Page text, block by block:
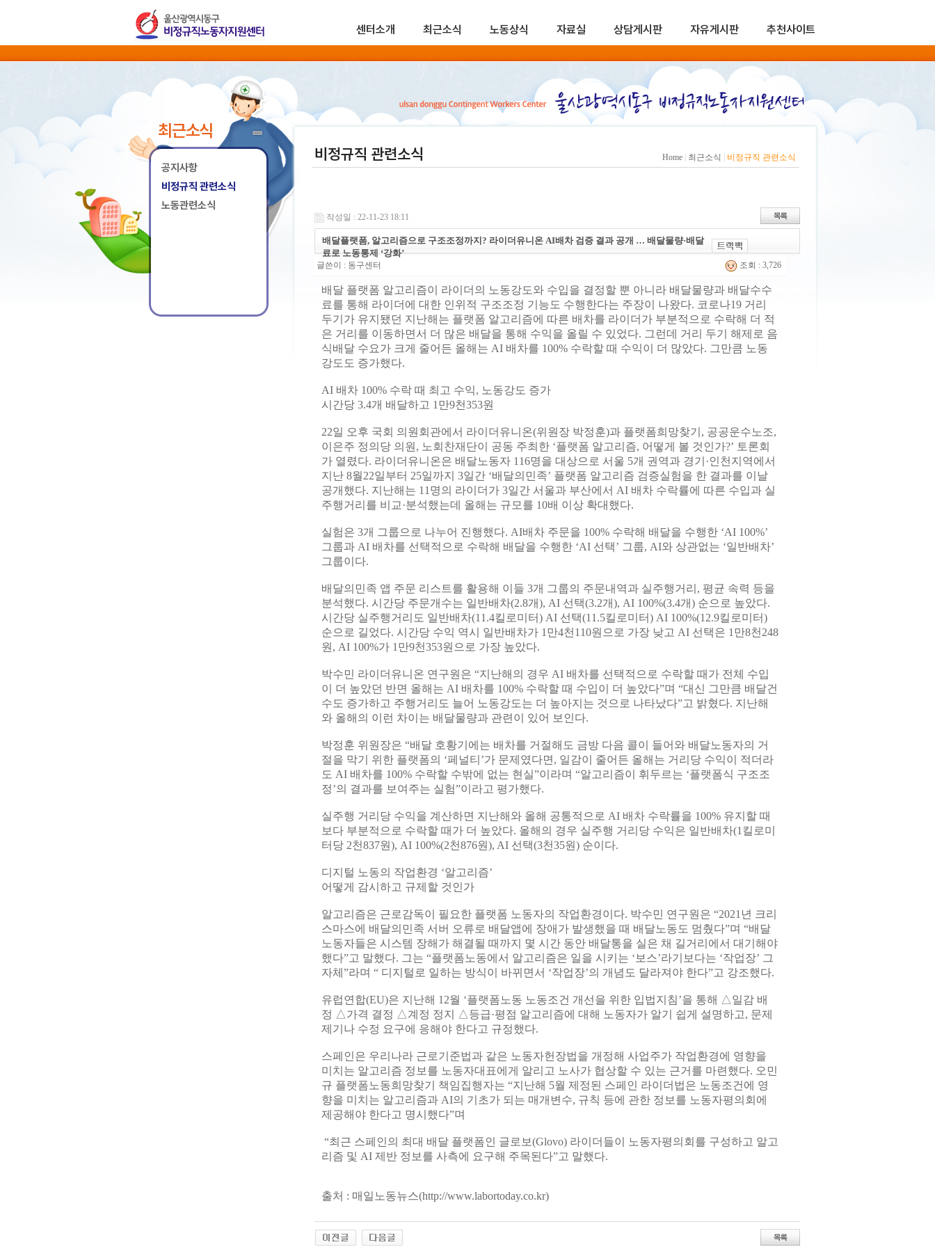
센터소개 최근소식 노동상식 자료실 상담게시판 자유게시판 추천사이트
최근소식
공지사항
비정규직 관련소식
노동관련소식
비정규직 관련소식 Home 최근소식 비정규직 관련소식
작성일 : 22-11-23 18:11
배달플랫폼, 알고리즘으로 구조조정까지? 라이더유니온 AI배차 검증 결과 공개 … 배달물량·배달
료로 노동통제 ‘강화’
글쓴이 : 동구센터 조회 : 3,726
배달 플랫폼 알고리즘이 라이더의 노동강도와 수입을 결정할 뿐 아니라 배달물량과 배달수수
료를 통해 라이더에 대한 인위적 구조조정 기능도 수행한다는 주장이 나왔다. 코로나19 거리
두기가 유지됐던 지난해는 플랫폼 알고리즘에 따른 배차를 라이더가 부분적으로 수락해 더 적
은 거리를 이동하면서 더 많은 배달을 통해 수익을 올릴 수 있었다. 그런데 거리 두기 해제로 음
식배달 수요가 크게 줄어든 올해는 AI 배차를 100% 수락할 때 수익이 더 많았다. 그만큼 노동
강도도 증가했다.
AI 배차 100% 수락 때 최고 수익, 노동강도 증가
시간당 3.4개 배달하고 1만9천353원
22일 오후 국회 의원회관에서 라이더유니온(위원장 박정훈)과 플랫폼희망찾기, 공공운수노조,
이은주 정의당 의원, 노회찬재단이 공동 주최한 ‘플랫폼 알고리즘, 어떻게 볼 것인가?’ 토론회
가 열렸다. 라이더유니온은 배달노동자 116명을 대상으로 서울 5개 권역과 경기·인천지역에서
지난 8월22일부터 25일까지 3일간 ‘배달의민족’ 플랫폼 알고리즘 검증실험을 한 결과를 이날
공개했다. 지난해는 11명의 라이더가 3일간 서울과 부산에서 AI 배차 수락률에 따른 수입과 실
주행거리를 비교·분석했는데 올해는 규모를 10배 이상 확대했다.
실험은 3개 그룹으로 나누어 진행했다. AI배차 주문을 100% 수락해 배달을 수행한 ‘AI 100%’
그룹과 AI 배차를 선택적으로 수락해 배달을 수행한 ‘AI 선택’ 그룹, AI와 상관없는 ‘일반배차’
그룹이다.
배달의민족 앱 주문 리스트를 활용해 이들 3개 그룹의 주문내역과 실주행거리, 평균 속력 등을
분석했다. 시간당 주문개수는 일반배차(2.8개), AI 선택(3.2개), AI 100%(3.4개) 순으로 높았다.
시간당 실주행거리도 일반배차(11.4킬로미터) AI 선택(11.5킬로미터) AI 100%(12.9킬로미터)
순으로 길었다. 시간당 수익 역시 일반배차가 1만4천110원으로 가장 낮고 AI 선택은 1만8천248
원, AI 100%가 1만9천353원으로 가장 높았다.
박수민 라이더유니온 연구원은 “지난해의 경우 AI 배차를 선택적으로 수락할 때가 전체 수입
이 더 높았던 반면 올해는 AI 배차를 100% 수락할 때 수입이 더 높았다”며 “대신 그만큼 배달건
수도 증가하고 주행거리도 늘어 노동강도는 더 높아지는 것으로 나타났다”고 밝혔다. 지난해
와 올해의 이런 차이는 배달물량과 관련이 있어 보인다.
박정훈 위원장은 “배달 호황기에는 배차를 거절해도 금방 다음 콜이 들어와 배달노동자의 거
절을 막기 위한 플랫폼의 ‘페널티’가 문제였다면, 일감이 줄어든 올해는 거리당 수익이 적더라
도 AI 배차를 100% 수락할 수밖에 없는 현실”이라며 “알고리즘이 휘두르는 ‘플랫폼식 구조조
정’의 결과를 보여주는 실험”이라고 평가했다.
실주행 거리당 수익을 계산하면 지난해와 올해 공통적으로 AI 배차 수락률을 100% 유지할 때
보다 부분적으로 수락할 때가 더 높았다. 올해의 경우 실주행 거리당 수익은 일반배차(1킬로미
터당 2천837원), AI 100%(2천876원), AI 선택(3천35원) 순이다.
디지털 노동의 작업환경 ‘알고리즘’
어떻게 감시하고 규제할 것인가
알고리즘은 근로감독이 필요한 플랫폼 노동자의 작업환경이다. 박수민 연구원은 “2021년 크리
스마스에 배달의민족 서버 오류로 배달앱에 장애가 발생했을 때 배달노동도 멈췄다”며 “배달
노동자들은 시스템 장해가 해결될 때까지 몇 시간 동안 배달통을 실은 채 길거리에서 대기해야
했다”고 말했다. 그는 “플랫폼노동에서 알고리즘은 일을 시키는 ‘보스’라기보다는 ‘작업장’ 그
자체”라며 “ 디지털로 일하는 방식이 바뀌면서 ‘작업장’의 개념도 달라져야 한다”고 강조했다.
유럽연합(EU)은 지난해 12월 ‘플랫폼노동 노동조건 개선을 위한 입법지침’을 통해 △일감 배
정 △가격 결정 △계정 정지 △등급·평점 알고리즘에 대해 노동자가 알기 쉽게 설명하고, 문제
제기나 수정 요구에 응해야 한다고 규정했다.
스페인은 우리나라 근로기준법과 같은 노동자헌장법을 개정해 사업주가 작업환경에 영향을
미치는 알고리즘 정보를 노동자대표에게 알리고 노사가 협상할 수 있는 근거를 마련했다. 오민
규 플랫폼노동희망찾기 책임집행자는 “지난해 5월 제정된 스페인 라이더법은 노동조건에 영
향을 미치는 알고리즘과 AI의 기초가 되는 매개변수, 규칙 등에 관한 정보를 노동자평의회에
제공해야 한다고 명시했다”며
“최근 스페인의 최대 배달 플랫폼인 글로보(Glovo) 라이더들이 노동자평의회를 구성하고 알고
리즘 및 AI 제반 정보를 사측에 요구해 주목된다”고 말했다.
출처 : 매일노동뉴스(http://www.labortoday.co.kr)